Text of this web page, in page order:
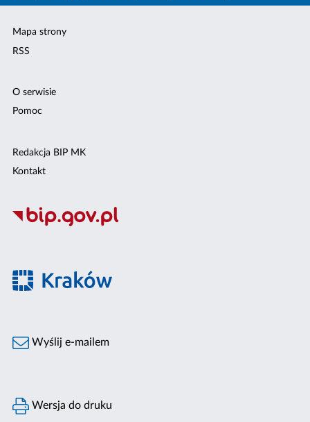
Mapa strony
RSS
O serwisie
Pomoc
Redakcja BIP MK
Kontakt
Wyślij e-mailem
Wersja do druku